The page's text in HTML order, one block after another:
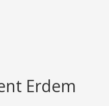
Erdem